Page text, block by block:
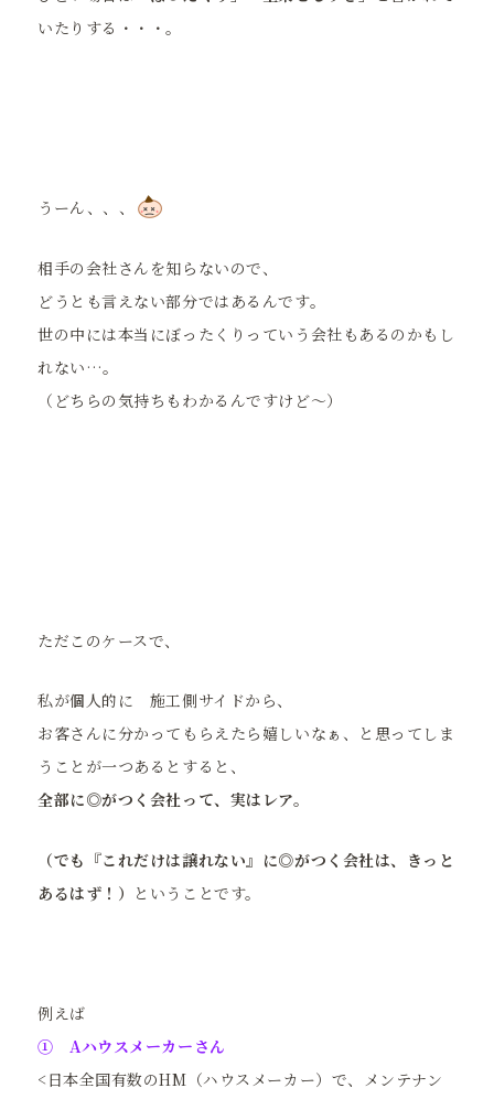
いたりする・・・。
うーん、、、
相手の会社さんを知らないので、
どうとも言えない部分ではあるんです。
世の中には本当にぼったくりっていう会社もあるのかもし
れない…。
（どちらの気持ちもわかるんですけど～）
ただこのケースで、
私が個人的に 施工側サイドから、
お客さんに分かってもらえたら嬉しいなぁ、と思ってしま
うことが一つあるとすると、
全部に◎がつく会社って、実はレア。
（でも『これだけは譲れない』に◎がつく会社は、きっと
あるはず！） ということです。
例えば
① Aハウスメーカーさん
<日本全国有数のHM（ハウスメーカー）で、メンテナン